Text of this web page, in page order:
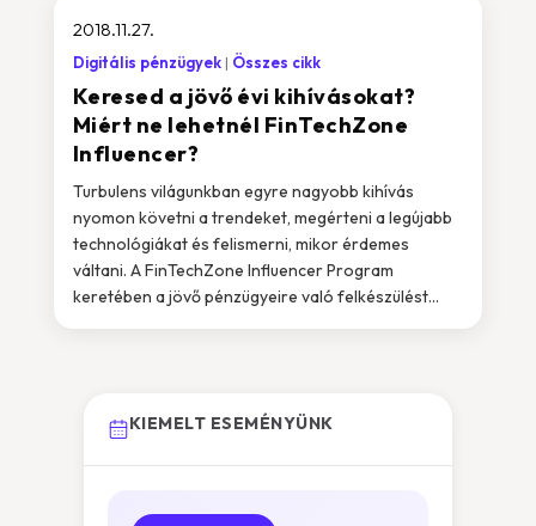
Keresed a jövő évi kihívásokat?
Miért ne lehetnél FinTechZone
Influencer?
2018.11.27.
Digitális pénzügyek Összes cikk
Turbulens világunkban egyre nagyobb kihívás
nyomon követni a trendeket, megérteni a legújabb
technológiákat és felismerni, mikor érdemes
váltani. A FinTechZone Influencer Program
keretében a jövő pénzügyeire való felkészülést...
KIEMELT ESEMÉNYÜNK